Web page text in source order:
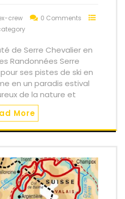
crew
0 Comments
de Serre Chevalier en
Randonnées Serre
ses pistes de ski en
en un paradis estival
de la nature et
More